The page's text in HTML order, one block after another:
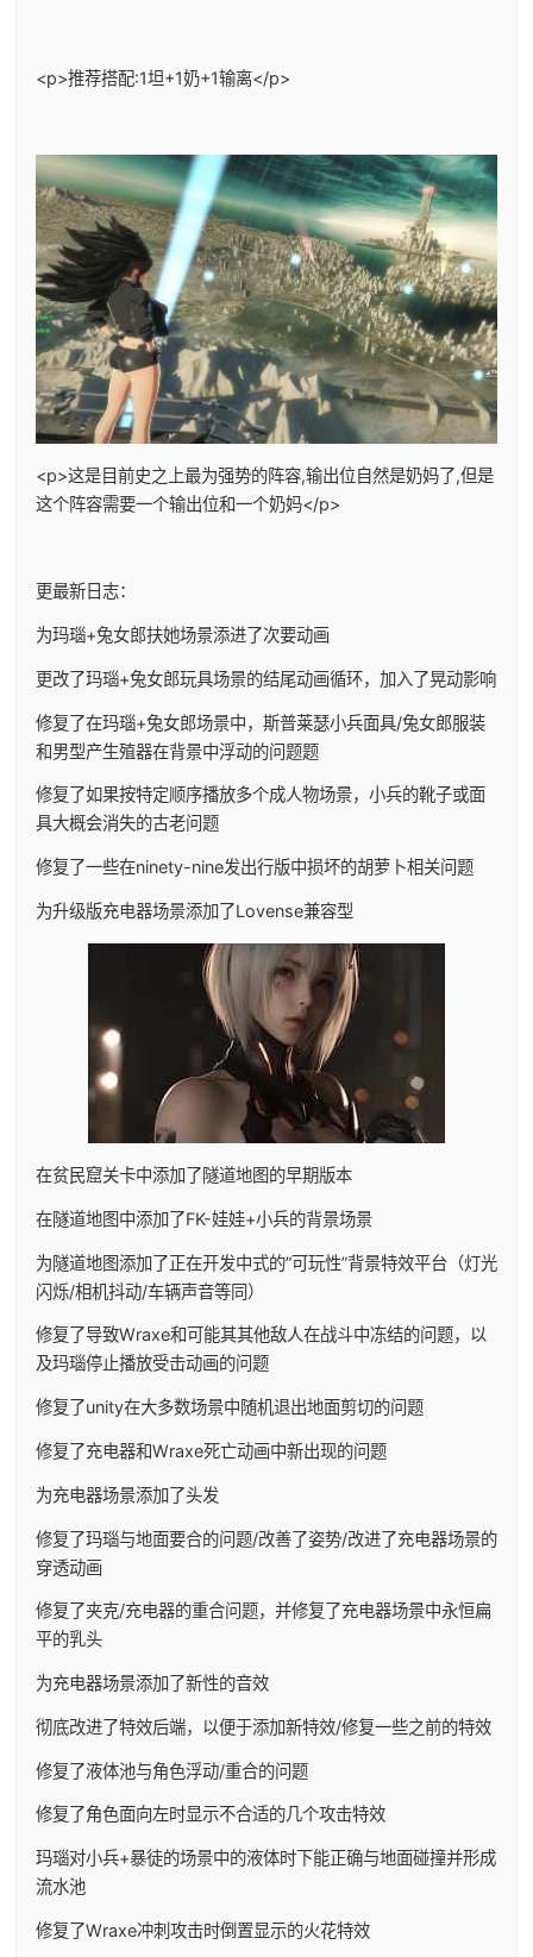
<p>推荐搭配:1坦+1奶+1输离</p>
<p>这是目前史之上最为强势的阵容,输出位自然是奶妈了,但是
这个阵容需要一个输出位和一个奶妈</p>
更最新日志：
为玛瑙+兔女郎扶她场景添进了次要动画
更改了玛瑙+兔女郎玩具场景的结尾动画循环，加入了晃动影响
修复了在玛瑙+兔女郎场景中，斯普莱瑟小兵面具/兔女郎服装
和男型产生殖器在背景中浮动的问题题
修复了如果按特定顺序播放多个成人物场景，小兵的靴子或面
具大概会消失的古老问题
修复了一些在ninety-nine发出行版中损坏的胡萝卜相关问题
为升级版充电器场景添加了Lovense兼容型
在贫民窟关卡中添加了隧道地图的早期版本
在隧道地图中添加了FK-娃娃+小兵的背景场景
为隧道地图添加了正在开发中式的”可玩性”背景特效平台（灯光
闪烁/相机抖动/车辆声音等同）
修复了导致Wraxe和可能其其他敌人在战斗中冻结的问题，以
及玛瑙停止播放受击动画的问题
修复了unity在大多数场景中随机退出地面剪切的问题
修复了充电器和Wraxe死亡动画中新出现的问题
为充电器场景添加了头发
修复了玛瑙与地面要合的问题/改善了姿势/改进了充电器场景的
穿透动画
修复了夹克/充电器的重合问题，并修复了充电器场景中永恒扁
平的乳头
为充电器场景添加了新性的音效
彻底改进了特效后端，以便于添加新特效/修复一些之前的特效
修复了液体池与角色浮动/重合的问题
修复了角色面向左时显示不合适的几个攻击特效
玛瑙对小兵+暴徒的场景中的液体时下能正确与地面碰撞并形成
流水池
修复了Wraxe冲刺攻击时倒置显示的火花特效